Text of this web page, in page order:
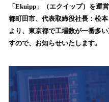
数
を
読
込
中
す
「Ekuipp」（エクイップ）を運
都町田市、代表取締役社長：松
より、東京都で工場数が一番多
すので、お知らせいたします。